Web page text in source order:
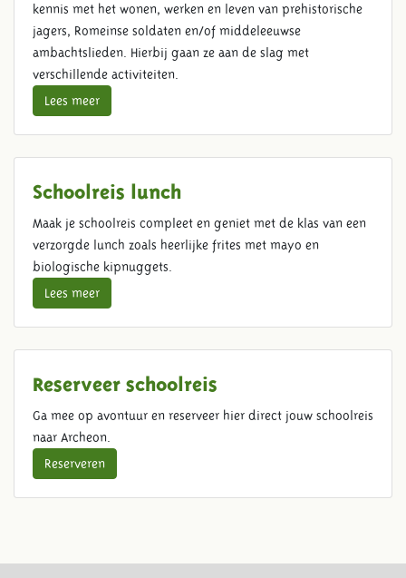
kennis met het wonen, werken en leven van prehistorische
jagers, Romeinse soldaten en/of middeleeuwse
ambachtslieden. Hierbij gaan ze aan de slag met
verschillende activiteiten.
Lees meer
Schoolreis lunch
Maak je schoolreis compleet en geniet met de klas van een
verzorgde lunch zoals heerlijke frites met mayo en
biologische kipnuggets.
Lees meer
Reserveer schoolreis
Ga mee op avontuur en reserveer hier direct jouw schoolreis
naar Archeon.
Reserveren